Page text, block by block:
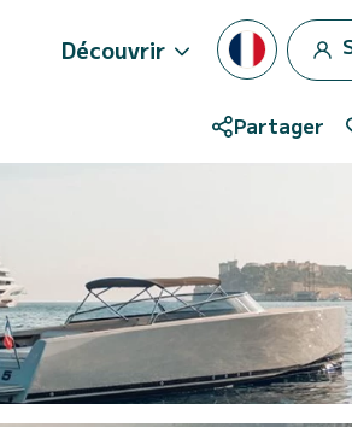
Découvrir
Partager